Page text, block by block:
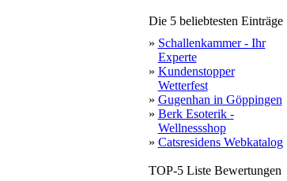
Die 5 beliebtesten Einträge
» Schallenkammer - Ihr
Experte
» Kundenstopper
Wetterfest
» Gugenhan in Göppingen
» Berk Esoterik -
Wellnessshop
» Catsresidens Webkatalog
TOP-5 Liste Bewertungen